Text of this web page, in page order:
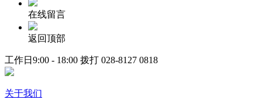
在线留言
返回顶部
工作日9:00 - 18:00 拨打 028-8127 0818
关于我们